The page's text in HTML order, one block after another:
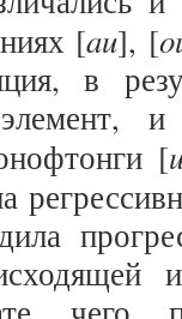
[au], [
в
и
[